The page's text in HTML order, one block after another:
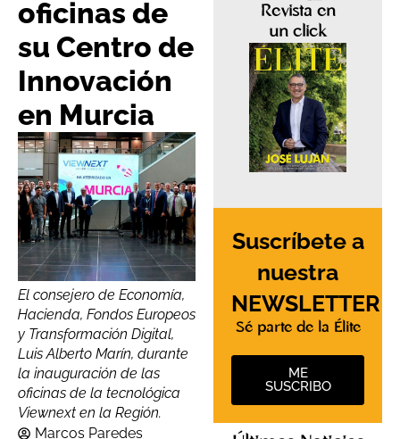
oficinas de
su Centro de
Innovación
en Murcia
El consejero de Economía,
Hacienda, Fondos Europeos
y Transformación Digital,
Luis Alberto Marín, durante
la inauguración de las
oficinas de la tecnológica
Viewnext en la Región.
Marcos Paredes
Revista en
un click
Suscríbete a
nuestra
NEWSLETTER
Sé parte de la Élite
ME
SUSCRIBO